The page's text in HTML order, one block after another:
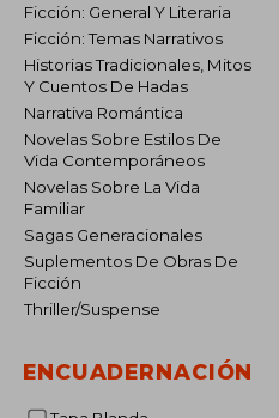
Ficción: General Y Literaria
Ficción: Temas Narrativos
Historias Tradicionales, Mitos
Y Cuentos De Hadas
Narrativa Romántica
Novelas Sobre Estilos De
Vida Contemporáneos
Novelas Sobre La Vida
Familiar
Sagas Generacionales
Suplementos De Obras De
Ficción
Thriller/Suspense
ENCUADERNACIÓN